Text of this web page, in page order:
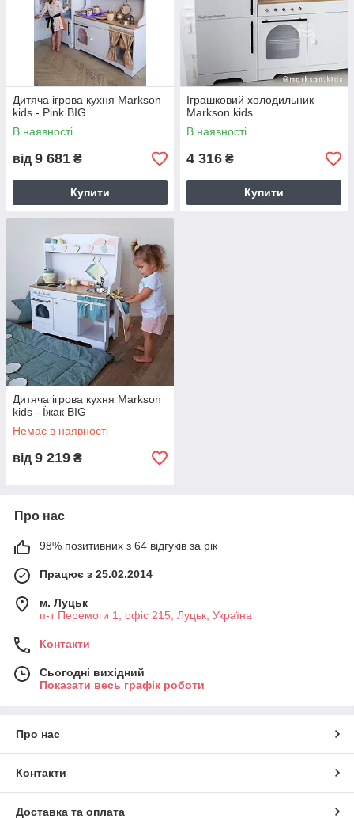
Дитяча ігрова кухня Markson
kids - Pink BIG
В наявності
від 9 681 ₴
Купити
Іграшковий холодильник
Markson kids
В наявності
4 316 ₴
Купити
Дитяча ігрова кухня Markson
kids - Їжак BIG
Немає в наявності
від 9 219 ₴
Про нас
98% позитивних з 64 відгуків за рік
Працює з 25.02.2014
м. Луцьк
п-т Перемоги 1, офіс 215, Луцьк, Україна
Контакти
Сьогодні вихідний
Показати весь графік роботи
Про нас
Контакти
Доставка та оплата